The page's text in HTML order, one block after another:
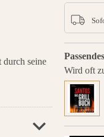
Wird oft
seine